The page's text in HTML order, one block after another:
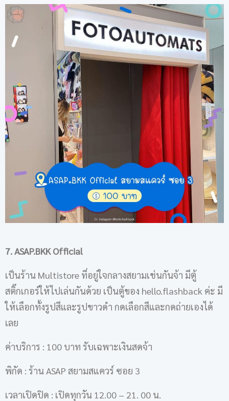
7. ASAP.BKK Official
เป็นร้าน Multistore ที่อยู่ใจกลางสยามเช่นกันจ้า มีตู้
สติ๊กเกอร์ให้ไปเล่นกันด้วย เป็นตู้ของ hello.flashback ค่ะ มี
ให้เลือกทั้งรูปสีและรูปขาวดำ กดเลือกสีและกดถ่ายเองได้
เลย
ค่าบริการ : 100 บาท รับเฉพาะเงินสดจ้า
พิกัด : ร้าน ASAP สยามสแควร์ ซอย 3
เวลาเปิดปิด : เปิดทุกวัน 12.00 – 21. 00 น.